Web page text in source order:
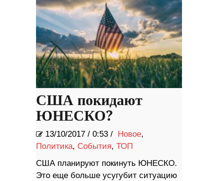
США покидают
ЮНЕСКО?
13/10/2017 / 0:53 / Новое,
Политика, События, ТОП
США планируют покинуть ЮНЕСКО.
Это еще больше усугубит ситуацию